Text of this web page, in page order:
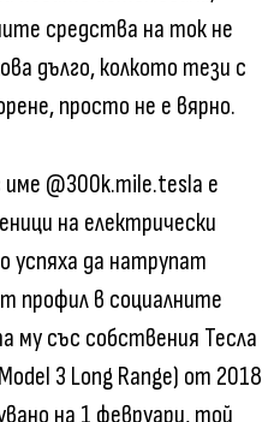
средства на ток не
дълго, колкото тези с
просто не е вярно.
@300k.mile.tesla е
на електрически
успяха да натрупат
профил в социалните
му със собствения Тесла
3 Long Range) от 2018